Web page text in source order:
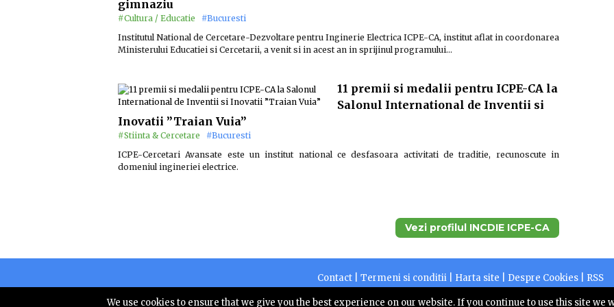
gimnaziu
#Cultura / Educatie
#Bucuresti
Institutul National de Cercetare-Dezvoltare pentru Inginerie Electrica ICPE-CA, institut aflat in coordonarea
Ministerului Educatiei si Cercetarii, a venit si in acest an in sprijinul programului…
11 premii si medalii pentru ICPE-CA la
Salonul International de Inventii si
Inovatii ”Traian Vuia”
#Stiinta & Cercetare
#Bucuresti
ICPE-Cercetari Avansate este un institut national ce desfasoara activitati de traditie, recunoscute in
domeniul ingineriei electrice.
Vezi profilul INCDIE ICPE-CA
Contact Termeni si conditii Harta site Despre Cookies
RSS
Copyright © 2026 | Centruldepresa.ro este operator de date cu caracter personal
We use cookies to ensure that we give you the best experience on our website. If you continue to use this site we